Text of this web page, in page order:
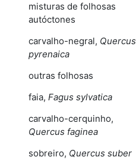
misturas de folhosas
autóctones
carvalho-negral, Quercus
pyrenaica
outras folhosas
faia, Fagus sylvatica
carvalho-cerquinho,
Quercus faginea
sobreiro, Quercus suber